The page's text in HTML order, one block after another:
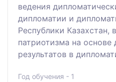
ведения
дипломатии и
Республики Казахстан,
патриотизма на основе
результатов в
Год обучения - 1